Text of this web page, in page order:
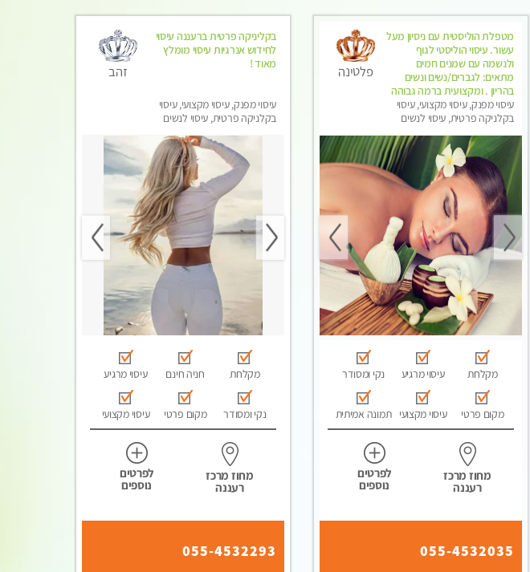
מטפלת הוליסטית עם ניסיון מעל
עשור. עיסוי הוליסטי לגוף
ולנשמה עם שמנים חמים
מתאים: לגברים/נשים ונשים
בהריון . ומקצועית ברמה גבוהה
עיסוי מפנק, עיסוי מקצועי, עיסוי
בקלניקה פרטית, עיסוי לנשים
פלטינה
מקלחת עיסוי מרגיע נקי ומסודר
מקום פרטי עיסוי מקצועי תמונה אמיתית
מחוז מרכז
רעננה
לפרטים
נוספים
055-4532035
בקליניקה פרטית ברעננה עיסוי
לחידוש אנרגיות עיסוי מומלץ
מאוד !
עיסוי מפנק, עיסוי מקצועי, עיסוי
בקלניקה פרטית, עיסוי לנשים
זהב
מקלחת חניה חינם עיסוי מרגיע
נקי ומסודר מקום פרטי עיסוי מקצועי
מחוז מרכז
רעננה
לפרטים
נוספים
055-4532293